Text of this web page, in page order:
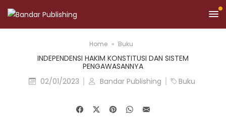
Home Buku
INDEPENDENSI HAKIM KONSTITUSI DAN SISTEM
PENGAWASANNYA
02/01/2023
Bandar Publishing Buku